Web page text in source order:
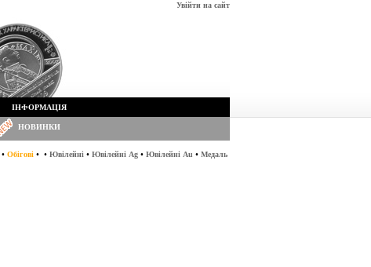
Увійти на сайт
ІНФОРМАЦІЯ
НОВИНКИ
• Обігові • • Ювілейні • Ювілейні Ag • Ювілейні Au • Медаль